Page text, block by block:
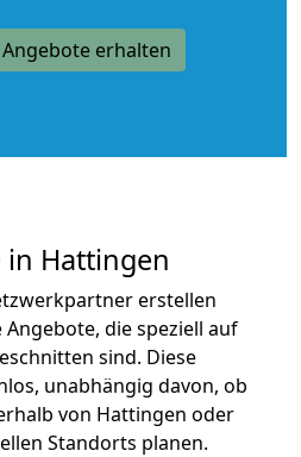
erhalten
in Hattingen
erstellen
die speziell auf
sind. Diese
unabhängig davon, ob
von Hattingen oder
Standorts planen.